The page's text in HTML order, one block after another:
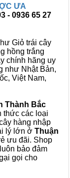
ƯA
- 0936 65 27
Giỏ trái cây
hồng trắng
chính hãng uy
như Nhật Bản,
Việt Nam,
Thành Bắc
thức các loại
hàng nhập
lý lớn ở Thuận
ưu đãi. Shop
bảo đảm
gọi cho